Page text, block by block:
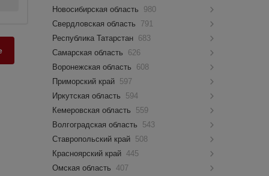
Новосибирская область
980
Свердловская область
791
Республика Татарстан 683
Самарская область
626
Воронежская область
608
Приморский край 597
Иркутская область
594
Кемеровская область
559
Волгоградская область
543
Ставропольский край 508
Красноярский край 445
Омская область
407